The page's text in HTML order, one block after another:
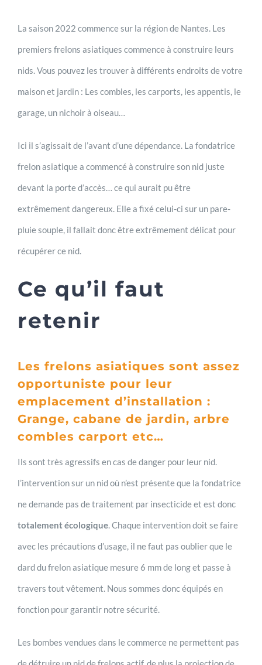
La saison 2022 commence sur la région de Nantes. Les
premiers frelons asiatiques commence à construire leurs
nids. Vous pouvez les trouver à différents endroits de votre
maison et jardin : Les combles, les carports, les appentis, le
garage, un nichoir à oiseau…
Ici il s’agissait de l’avant d’une dépendance. La fondatrice
frelon asiatique a commencé à construire son nid juste
devant la porte d’accès… ce qui aurait pu être
extrêmement dangereux. Elle a fixé celui-ci sur un pare-
pluie souple, il fallait donc être extrêmement délicat pour
récupérer ce nid.
Ce qu’il faut
retenir
Les frelons asiatiques sont assez
opportuniste pour leur
emplacement d’installation :
Grange, cabane de jardin, arbre
combles carport etc…
Ils sont très agressifs en cas de danger pour leur nid.
l’intervention sur un nid où n’est présente que la fondatrice
ne demande pas de traitement par insecticide et est donc
totalement écologique. Chaque intervention doit se faire
avec les précautions d’usage, il ne faut pas oublier que le
dard du frelon asiatique mesure 6 mm de long et passe à
travers tout vêtement. Nous sommes donc équipés en
fonction pour garantir notre sécurité.
Les bombes vendues dans le commerce ne permettent pas